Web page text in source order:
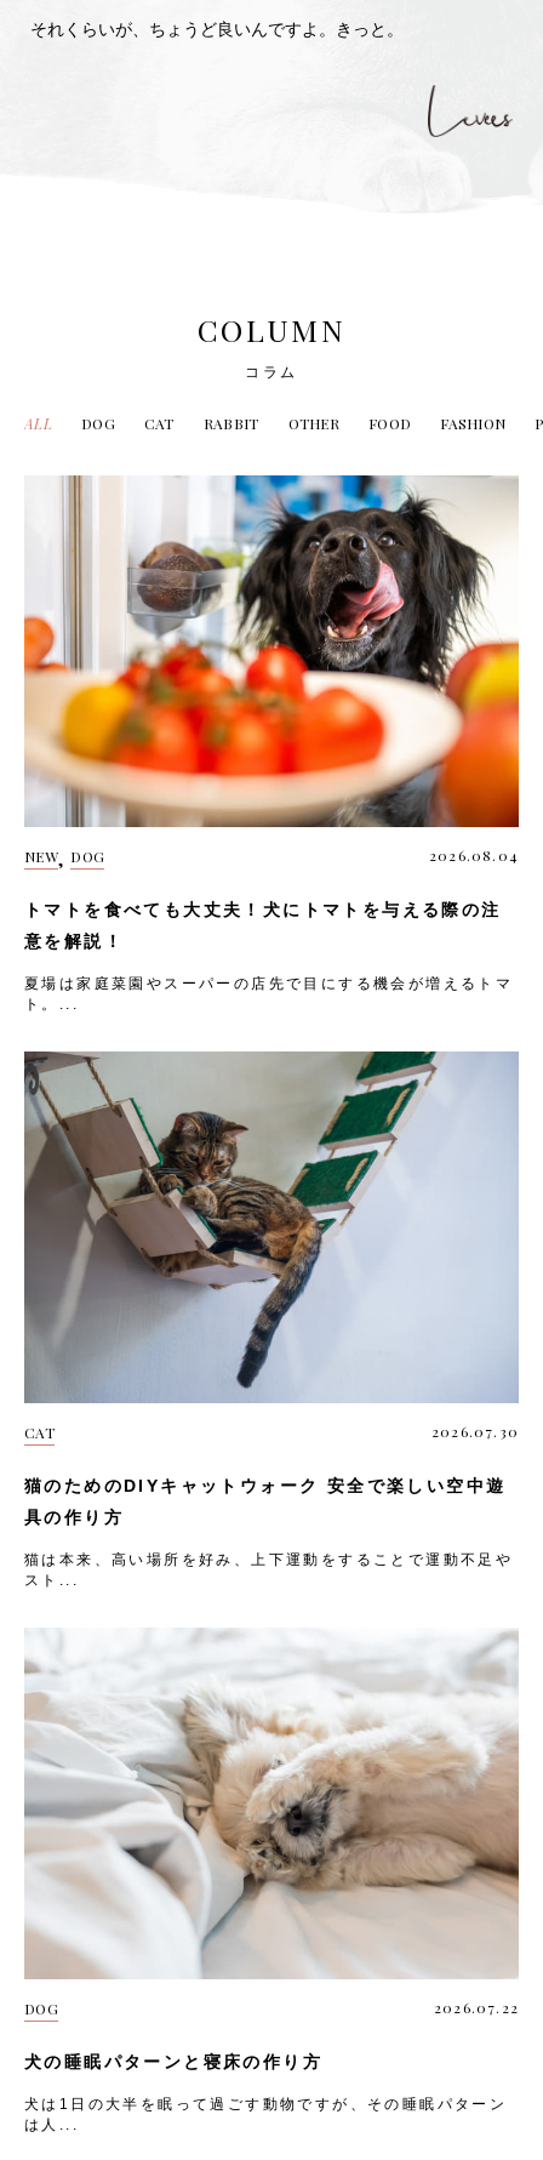
それくらいが、ちょうど良いんですよ。きっと。
COLUMN
コラム
ALL DOG CAT RABBIT OTHER FOOD FASHION
NEW, DOG 2026.08.04
トマトを食べても大丈夫！犬にトマトを与える際の注
意を解説！
夏場は家庭菜園やスーパーの店先で目にする機会が増えるトマ
ト。...
CAT 2026.07.30
猫のためのDIYキャットウォーク 安全で楽しい空中遊
具の作り方
猫は本来、高い場所を好み、上下運動をすることで運動不足や
スト...
DOG 2026.07.22
犬の睡眠パターンと寝床の作り方
犬は1日の大半を眠って過ごす動物ですが、その睡眠パターン
は人...